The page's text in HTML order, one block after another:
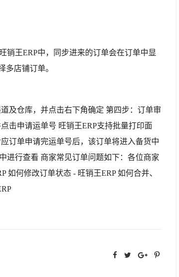
销王ERP中，同步进来的订单会在订单中显
多店铺订单。
及仓库，并点击右下角确定 第四步：订单审
击申请运单号 旺销王ERP支持批量打印面
订单申请完运单号后，该订单将进入备货中
进行查看 商家常见订单问题如下：各位商家
如何修改订单状态 - 旺销王ERP 如何合并、